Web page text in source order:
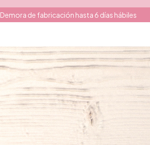
Demora de fabricación hasta 6 días hábiles